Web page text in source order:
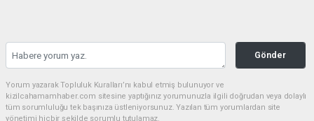
Gönder
Yorum yazarak Topluluk Kuralları’nı kabul etmiş bulunuyor ve
kizilcahamamhaber.com sitesine yaptığınız yorumunuzla ilgili doğrudan veya dolaylı
tüm sorumluluğu tek başınıza üstleniyorsunuz. Yazılan tüm yorumlardan site
yönetimi hiçbir şekilde sorumlu tutulamaz.